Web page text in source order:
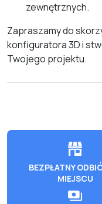
zewnętrznych.
Zapraszamy do
konfiguratora 3D i
Twojego projektu.
BEZPŁATNY
MIEJSCU